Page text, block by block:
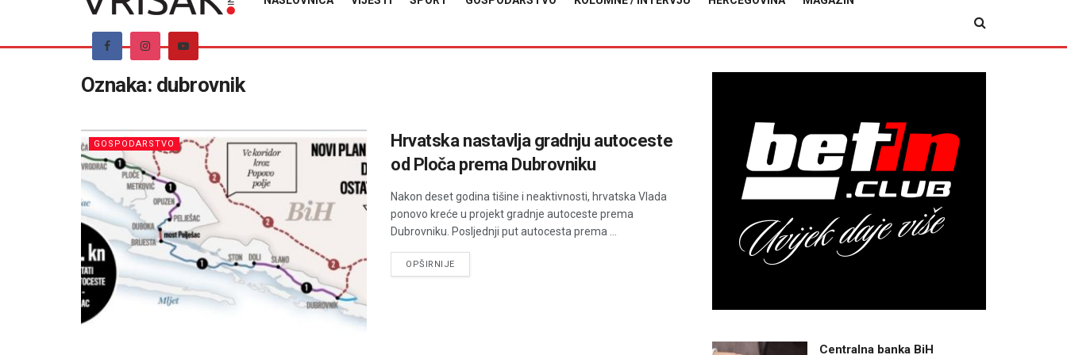
Oznaka: dubrovnik
GOSPODARSTVO
Hrvatska nastavlja gradnju autoceste
od Ploča prema Dubrovniku
Nakon deset godina tišine i neaktivnosti, hrvatska Vlada
ponovo kreće u projekt gradnje autoceste prema
Dubrovniku. Posljednji put autocesta prema ...
OPŠIRNIJEDETAILS
Centralna banka BiH